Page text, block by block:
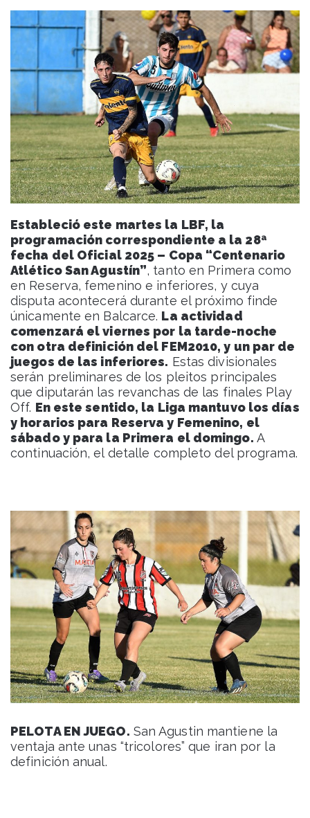
Estableció este martes la LBF, la
programación correspondiente a la 28ª
fecha del Oficial 2025 – Copa “Centenario
Atlético San Agustín”, tanto en Primera como
en Reserva, femenino e inferiores, y cuya
disputa acontecerá durante el próximo finde
únicamente en Balcarce. La actividad
comenzará el viernes por la tarde-noche
con otra definición del FEM2010, y un par de
juegos de las inferiores. Estas divisionales
serán preliminares de los pleitos principales
que diputarán las revanchas de las finales Play
Off. En este sentido, la Liga mantuvo los días
y horarios para Reserva y Femenino, el
sábado y para la Primera el domingo. A
continuación, el detalle completo del programa.
PELOTA EN JUEGO. San Agustin mantiene la
ventaja ante unas “tricolores” que iran por la
definición anual.